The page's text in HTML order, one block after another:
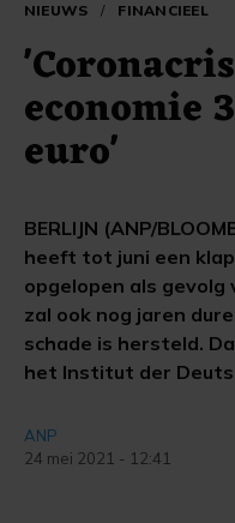
NIEUWS / FINANCIEEL
economie
euro'
BERLIJN (ANP/
heeft tot juni een
opgelopen als gevolg
zal ook nog jaren
schade is hersteld.
het Institut der
ANP
24 mei 2021 - 12:41